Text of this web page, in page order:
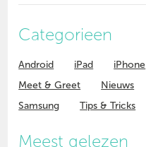
Categorieen
Android iPad iPhone
Meet & Greet
Nieuws
Samsung
Tips & Tricks
Meest gelezen